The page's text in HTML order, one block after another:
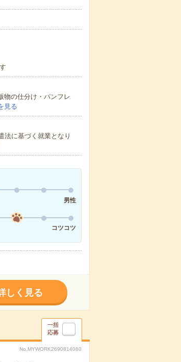
の仕分け・パンフレ
見る
法に基づく就業となり
男性
コツコツ
しく見る
一括
応募
No.MYWORK2690814060